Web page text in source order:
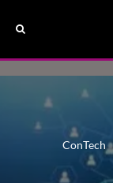
ConTech